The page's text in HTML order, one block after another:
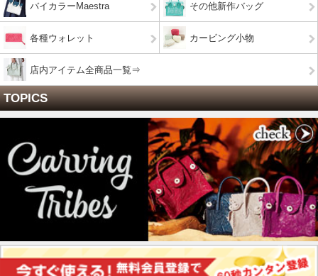
バイカラーMaestra その他新作バッグ
各種ウォレット カービング小物
店内アイテム全商品一覧⇒
TOPICS